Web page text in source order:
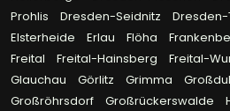
Prohlis
Dresden-Seidnitz
Elsterheide
Erlau Flöha
Freital
Freital-Hainsberg Freital-
Glauchau
Görlitz Grimma
Großröhrsdorf
Großrückerswalde